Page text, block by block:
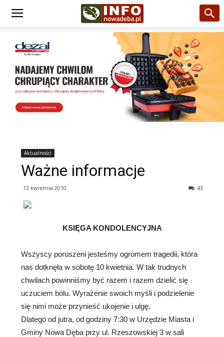
Aktualności
Ważne informacje
13 kwietnia 2010 43
KSIĘGA KONDOLENCYJNA
Wszyscy poruszeni jesteśmy ogromem tragedii, która
nas dotknęła w sobotę 10 kwietnia. W tak trudnych
chwilach powinniśmy być razem i razem dzielić się
uczuciem bólu. Wyrażenie swoich myśli i podzielenie
się nimi może przynieść ukojenie i ulgę.
Dlatego od jutra, od godziny 7:30 w Urzędzie Miasta i
Gminy Nowa Dęba przy ul. Rzeszowskiej 3 w sali